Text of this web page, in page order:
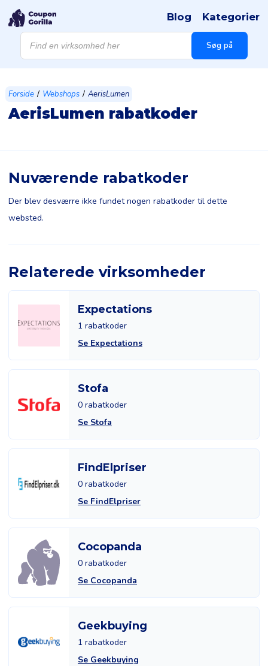
Products
search Søg på
Blog Kategorier
Forside / Webshops / AerisLumen
AerisLumen rabatkoder
Nuværende rabatkoder
Der blev desværre ikke fundet nogen rabatkoder til dette
websted.
Relaterede virksomheder
Expectations
1 rabatkoder
Se Expectations
Stofa
0 rabatkoder
Se Stofa
FindElpriser
0 rabatkoder
Se FindElpriser
Cocopanda
0 rabatkoder
Se Cocopanda
Geekbuying
1 rabatkoder
Se Geekbuying